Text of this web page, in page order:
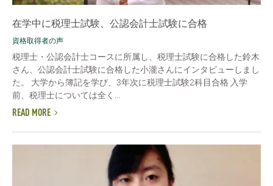
在学中に税理士試験、公認会計士試験に合格
資格取得者の声
税理士・公認会計士コースに所属し、税理士試験に合格した鈴木
さん、公認会計士試験に合格した小瀧さんにインタビューしまし
た。 大学から簿記を学び、3年次に税理士試験2科目合格 入学
前、税理士については全く...
READ MORE